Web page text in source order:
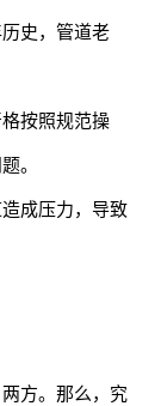
史，管道老
按照规范操
。
成压力，导致
方。那么，究